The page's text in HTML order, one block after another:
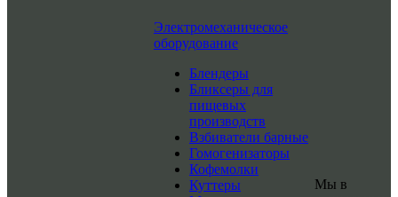
Электромеханическое
оборудование
Блендеры
Бликсеры для
пищевых
производств
Взбиватели барные
Гомогенизаторы
Кофемолки
Куттеры
Мы в